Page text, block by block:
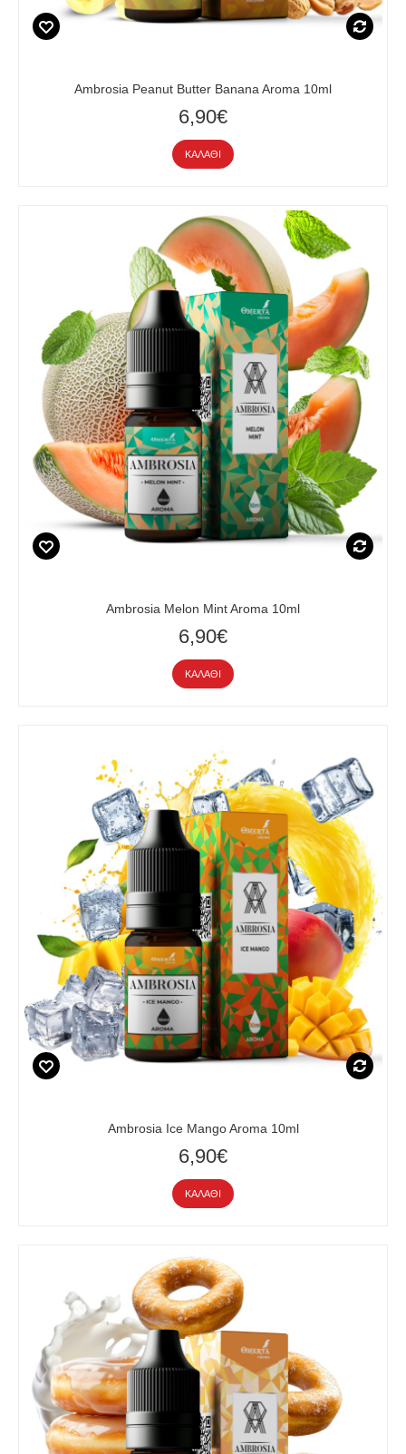
Ambrosia Peanut Butter Banana Aroma 10ml
6,90€
ΚΑΛΆΘΙ
Ambrosia Melon Mint Aroma 10ml
6,90€
ΚΑΛΆΘΙ
Ambrosia Ice Mango Aroma 10ml
6,90€
ΚΑΛΆΘΙ